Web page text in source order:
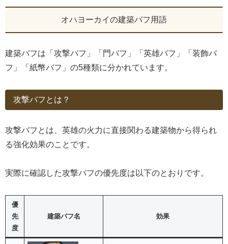
オハヨーカイの建築バフ用語
建築バフは「攻撃バフ」「門バフ」「英雄バフ」「装飾バ
フ」「紙幣バフ」の5種類に分かれています。
攻撃バフとは？
攻撃バフとは、英雄の火力に直接関わる建築物から得られ
る強化効果のことです。
実際に確認した攻撃バフの優先度は以下のとおりです。
優
先
度
建築バフ名 効果